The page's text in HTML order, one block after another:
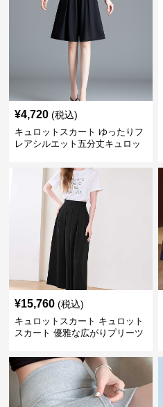
¥4,720 (税込)
キュロットスカート ゆったりフ
レアシルエット五分丈キュロッ
¥15,760 (税込)
キュロットスカート キュロット
スカート 優雅な広がりプリーツ